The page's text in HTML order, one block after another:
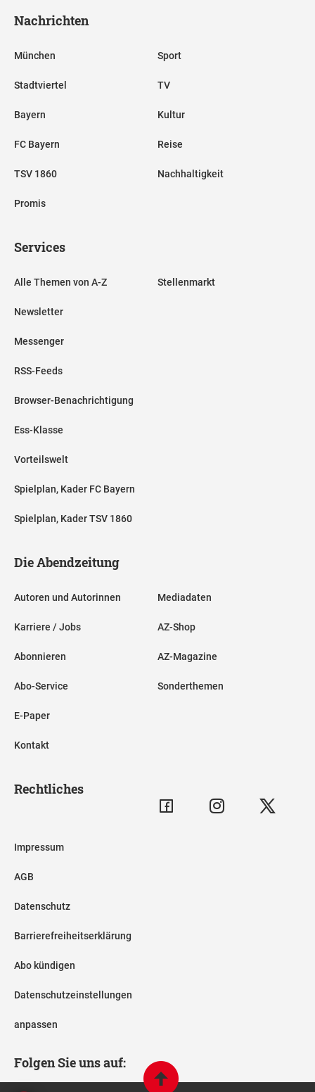
Nachrichten
München
Stadtviertel
Bayern
FC Bayern
TSV 1860
Promis
Sport
TV
Kultur
Reise
Nachhaltigkeit
Services
Alle Themen von A-Z
Newsletter
Messenger
RSS-Feeds
Browser-Benachrichtigung
Ess-Klasse
Vorteilswelt
Spielplan, Kader FC Bayern
Spielplan, Kader TSV 1860
Stellenmarkt
Die Abendzeitung
Autoren und Autorinnen
Karriere / Jobs
Abonnieren
Abo-Service
E-Paper
Kontakt
Mediadaten
AZ-Shop
AZ-Magazine
Sonderthemen
Rechtliches
Impressum
AGB
Datenschutz
Barrierefreiheitserklärung
Abo kündigen
Datenschutzeinstellungen
anpassen
Folgen Sie uns auf: